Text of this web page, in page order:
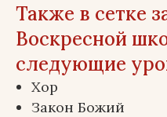
Также в сетке
Воскресной
следующие
Хор
Закон Божий